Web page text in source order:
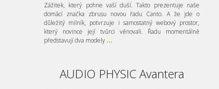
Zážitek, který pohne vaší duší. Takto prezentuje naše
domácí značka zbrusu novou řadu Canto. A že jde o
důležitý milník, potvrzuje i samostatný webový prostor,
který novince její tvůrci věnovali. Řadu momentálně
představují dva modely ...
AUDIO PHYSIC Avantera